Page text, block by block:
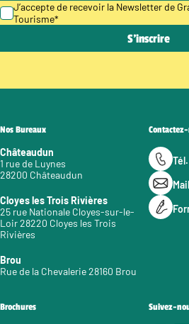
J’accepte de recevoir la Newsletter de
Tourisme*
Nos Bureaux
Châteaudun
1 rue de Luynes
28200 Châteaudun
Cloyes les Trois Rivières
25 rue Nationale Cloyes-sur-le-
Loir 28220 Cloyes les Trois
Rivières
Brou
Rue de la Chevalerie 28160 Brou
Tél.
Mail
Brochures Suivez-